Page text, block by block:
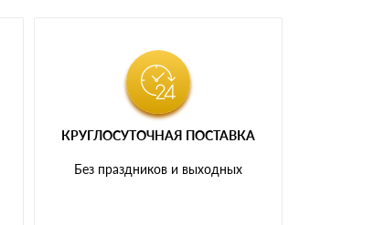
КРУГЛОСУТОЧНАЯ ПОСТАВКА
Без праздников и выходных